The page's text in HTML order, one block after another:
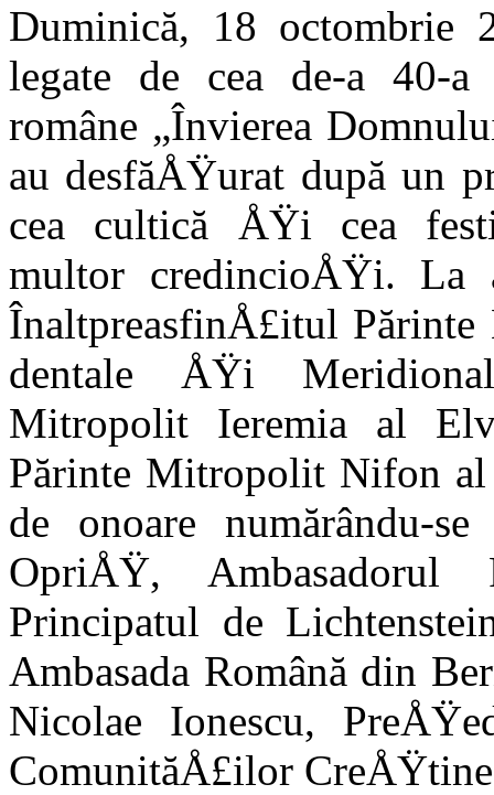
Duminică, 18 octombrie
legate de cea de-a 40-a
române „Învierea
au desfăÅŸurat după un
cea cultică ÅŸi cea
multor credincioÅŸi. La
ÎnaltpreasfinÅ£itul
dentale ÅŸi
Mitropolit Ieremia al
Părinte Mitropolit Nifon
de onoare numărându-
OpriÅŸ,
Principatul de
Ambasada Română din
Nicolae Ionescu,
Comuni­tăÅ£ilor